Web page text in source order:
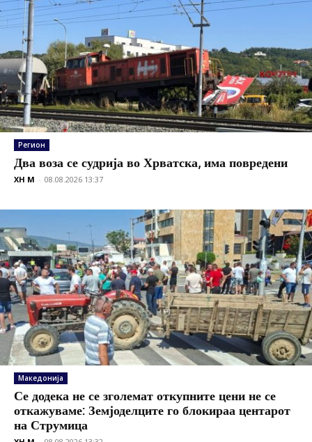
Регион
Два воза се судрија во Хрватска, има повредени
XH M - 08.08.2026 13:37
Македонија
Се додека не се зголемат откупните цени не се
откажуваме: Земјоделците го блокираа центарот
на Струмица